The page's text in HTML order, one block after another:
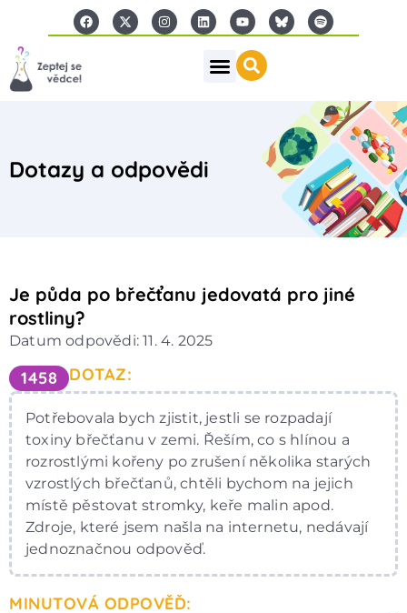
Dotazy a odpovědi
Je půda po břečťanu jedovatá pro jiné
rostliny?
Datum odpovědi: 11. 4. 2025
1458 DOTAZ:
Potřebovala bych zjistit, jestli se rozpadají
toxiny břečťanu v zemi. Řeším, co s hlínou a
rozrostlými kořeny po zrušení několika starých
vzrostlých břečťanů, chtěli bychom na jejich
místě pěstovat stromky, keře malin apod.
Zdroje, které jsem našla na internetu, nedávají
jednoznačnou odpověď.
MINUTOVÁ ODPOVĚĎ: